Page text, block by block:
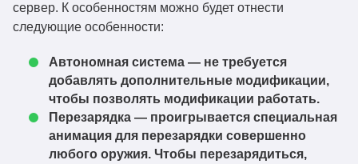
сервер. К особенностям можно будет отнести
следующие особенности:
Автономная система — не требуется
добавлять дополнительные модификации,
чтобы позволять модификации работать.
Перезарядка — проигрывается специальная
анимация для перезарядки совершенно
любого оружия. Чтобы перезарядиться,